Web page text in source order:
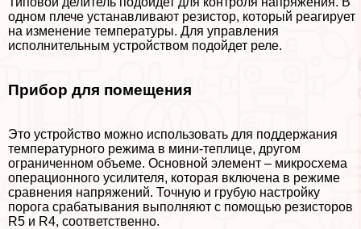
одном плече устанавливают резистор, который реагирует
на изменение температуры. Для управления
исполнительным устройством подойдет реле.
Прибор для помещения
Это устройство можно использовать для поддержания
температурного режима в мини-теплице, другом
ограниченном объеме. Основной элемент – микросхема
операционного усилителя, которая включена в режиме
сравнения напряжений. Точную и грубую настройку
порога сpaбатывания выполняют с помощью резисторов
R5 и R4, соответственно.